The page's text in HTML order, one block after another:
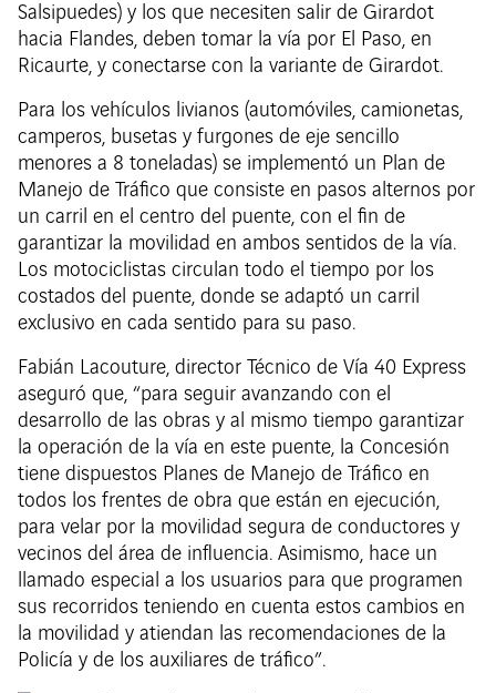
Salsipuedes) y los que necesiten salir de Girardot
hacia Flandes, deben tomar la vía por El Paso, en
Ricaurte, y conectarse con la variante de Girardot.
Para los vehículos livianos (automóviles, camionetas,
camperos, busetas y furgones de eje sencillo
menores a 8 toneladas) se implementó un Plan de
Manejo de Tráfico que consiste en pasos alternos por
un carril en el centro del puente, con el fin de
garantizar la movilidad en ambos sentidos de la vía.
Los motociclistas circulan todo el tiempo por los
costados del puente, donde se adaptó un carril
exclusivo en cada sentido para su paso.
Fabián Lacouture, director Técnico de Vía 40 Express
aseguró que, “para seguir avanzando con el
desarrollo de las obras y al mismo tiempo garantizar
la operación de la vía en este puente, la Concesión
tiene dispuestos Planes de Manejo de Tráfico en
todos los frentes de obra que están en ejecución,
para velar por la movilidad segura de conductores y
vecinos del área de influencia. Asimismo, hace un
llamado especial a los usuarios para que programen
sus recorridos teniendo en cuenta estos cambios en
la movilidad y atiendan las recomendaciones de la
Policía y de los auxiliares de tráfico”.